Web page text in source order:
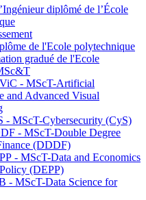
diplômé de l’École
de l'Ecole polytechnique
gradué de l'Ecole
- MScT-Artificial
and Advanced Visual
- MScT-Cybersecurity (CyS)
- MScT-Double Degree
(DDDF)
- MScT-Data and Economics
(DEPP)
- MScT-Data Science for